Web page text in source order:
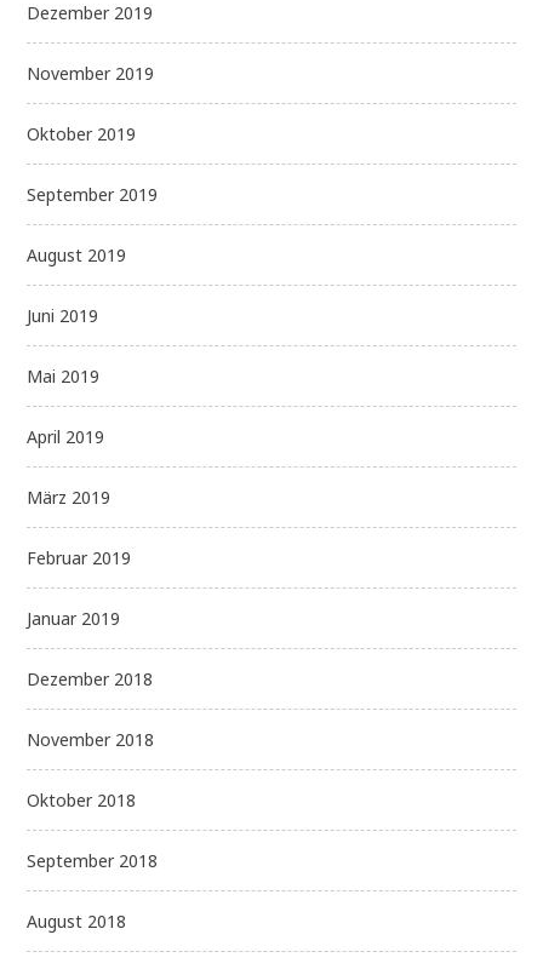
Dezember 2019
November 2019
Oktober 2019
September 2019
August 2019
Juni 2019
Mai 2019
April 2019
März 2019
Februar 2019
Januar 2019
Dezember 2018
November 2018
Oktober 2018
September 2018
August 2018